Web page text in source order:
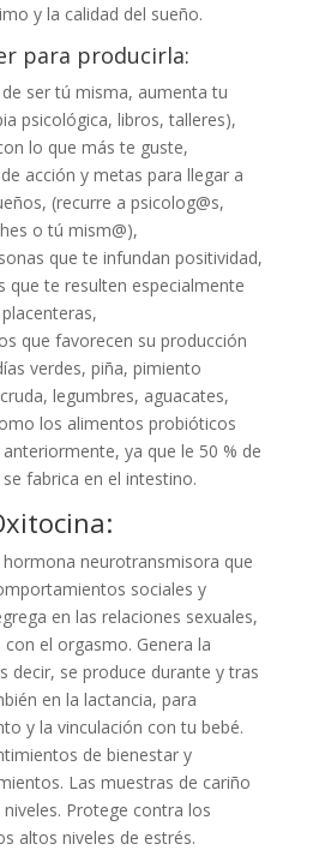
y la calidad del sueño.
para producirla:
ser tú misma, aumenta tu
psicológica, libros, talleres),
lo que más te guste,
acción y metas para llegar a
(recurre a psicolog@s,
o tú mism@),
que te infundan positividad,
que te resulten especialmente
placenteras,
que favorecen su producción
verdes, piña, pimiento
legumbres, aguacates,
los alimentos probióticos
ya que le 50 % de
fabrica en el intestino.
neurotransmisora que
sociales y
en las relaciones sexuales,
el orgasmo. Genera la
decir, se produce durante y tras
en la lactancia, para
y la vinculación con tu bebé.
de bienestar y
Las muestras de cariño
Protege contra los
altos niveles de estrés.